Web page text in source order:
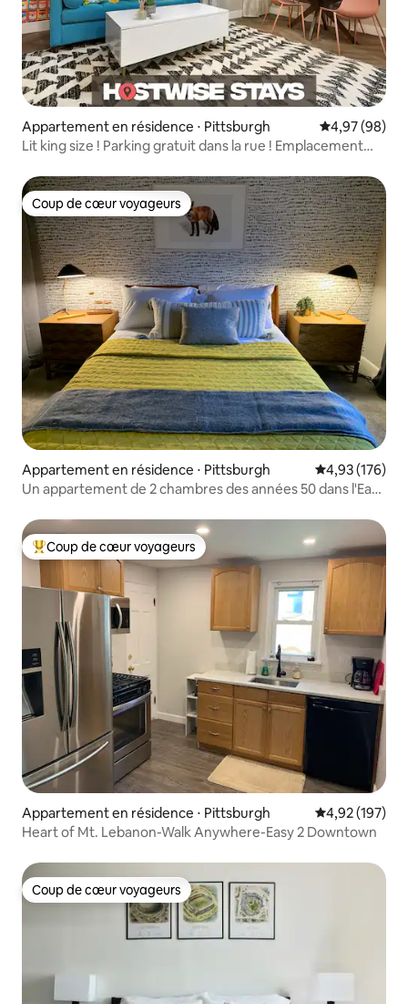
Appartement en résidence ⋅ Pittsburgh Évaluation
4,97 (98)
Lit king size ! Parking gratuit dans la rue ! Emplacement
Coup de cœur voyageurs
Coup de cœur voyageurs
Appartement en résidence ⋅ Pittsburgh Évaluation
4,93 (176)
Un appartement de 2 chambres des années 50 dans l'East
Coups de cœur voyageurs les plus appréciés
Coup de cœur voyageurs
Appartement en résidence ⋅ Pittsburgh Évaluation
4,92 (197)
Heart of Mt. Lebanon-Walk Anywhere-Easy 2 Downtown
Coup de cœur voyageurs
Coup de cœur voyageurs